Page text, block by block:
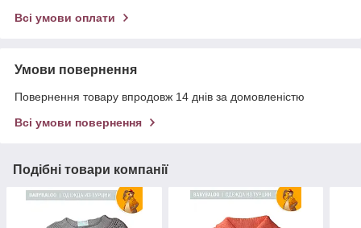
Всі умови оплати
Умови повернення
Повернення товару впродовж 14 днів за домовленістю
Всі умови повернення
Подібні товари компанії